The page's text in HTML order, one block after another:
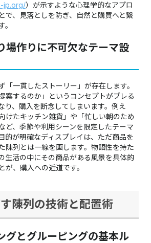
jp.org/）が示すような心理学的なアプロ
で、見落としを防ぎ、自然と購買へと繋
場作りに不可欠なテーマ設
「一貫したストーリー」が存在します。
案するのか」というコンセプトがブレる
り、購入を断念してしまいます。例え
けたキッチン雑貨」や「忙しい朝のため
ど、季節や利用シーンを限定したテーマ
的が明確なディスプレイは、ただ商品を
陳列とは一線を画します。物語性を持た
生活の中にその商品がある風景を具体的
が、購入への近道です。
陳列の技術と配置術
グとグルーピングの基本ル